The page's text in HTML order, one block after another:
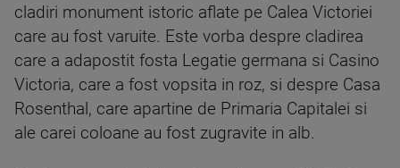
cladiri monument istoric aflate pe Calea Victoriei
care au fost varuite. Este vorba despre cladirea
care a adapostit fosta Legatie germana si Casino
Victoria, care a fost vopsita in roz, si despre Casa
Rosenthal, care apartine de Primaria Capitalei si
ale carei coloane au fost zugravite in alb.